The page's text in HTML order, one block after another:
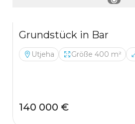
Grundstück in Bar
Utjeha Größe 400 m²
140 000 €